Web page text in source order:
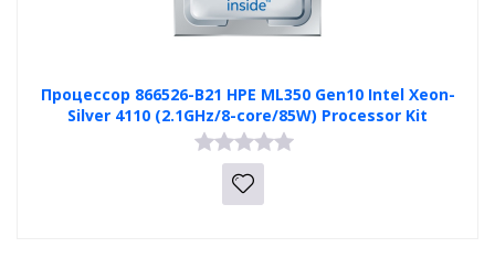
Процессор 866526-B21 HPE ML350 Gen10 Intel Xeon-
Silver 4110 (2.1GHz/8-core/85W) Processor Kit